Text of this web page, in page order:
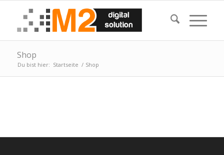
Shop
Du bist hier: Startseite / Shop